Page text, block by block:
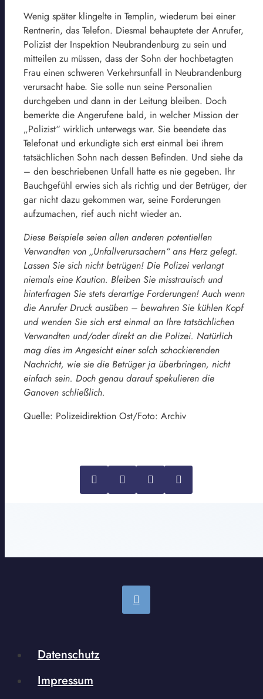
Wenig später klingelte in Templin, wiederum bei einer
Rentnerin, das Telefon. Diesmal behauptete der Anrufer,
Polizist der Inspektion Neubrandenburg zu sein und
mitteilen zu müssen, dass der Sohn der hochbetagten
Frau einen schweren Verkehrsunfall in Neubrandenburg
verursacht habe. Sie solle nun seine Personalien
durchgeben und dann in der Leitung bleiben. Doch
bemerkte die Angerufene bald, in welcher Mission der
„Polizist“ wirklich unterwegs war. Sie beendete das
Telefonat und erkundigte sich erst einmal bei ihrem
tatsächlichen Sohn nach dessen Befinden. Und siehe da
– den beschriebenen Unfall hatte es nie gegeben. Ihr
Bauchgefühl erwies sich als richtig und der Betrüger, der
gar nicht dazu gekommen war, seine Forderungen
aufzumachen, rief auch nicht wieder an.
Diese Beispiele seien allen anderen potentiellen
Verwandten von „Unfallverursachern“ ans Herz gelegt.
Lassen Sie sich nicht betrügen! Die Polizei verlangt
niemals eine Kaution. Bleiben Sie misstrauisch und
hinterfragen Sie stets derartige Forderungen! Auch wenn
die Anrufer Druck ausüben – bewahren Sie kühlen Kopf
und wenden Sie sich erst einmal an Ihre tatsächlichen
Verwandten und/oder direkt an die Polizei. Natürlich
mag dies im Angesicht einer solch schockierenden
Nachricht, wie sie die Betrüger ja überbringen, nicht
einfach sein. Doch genau darauf spekulieren die
Ganoven schließlich.
Quelle: Polizeidirektion Ost/Foto: Archiv
Datenschutz
Impressum